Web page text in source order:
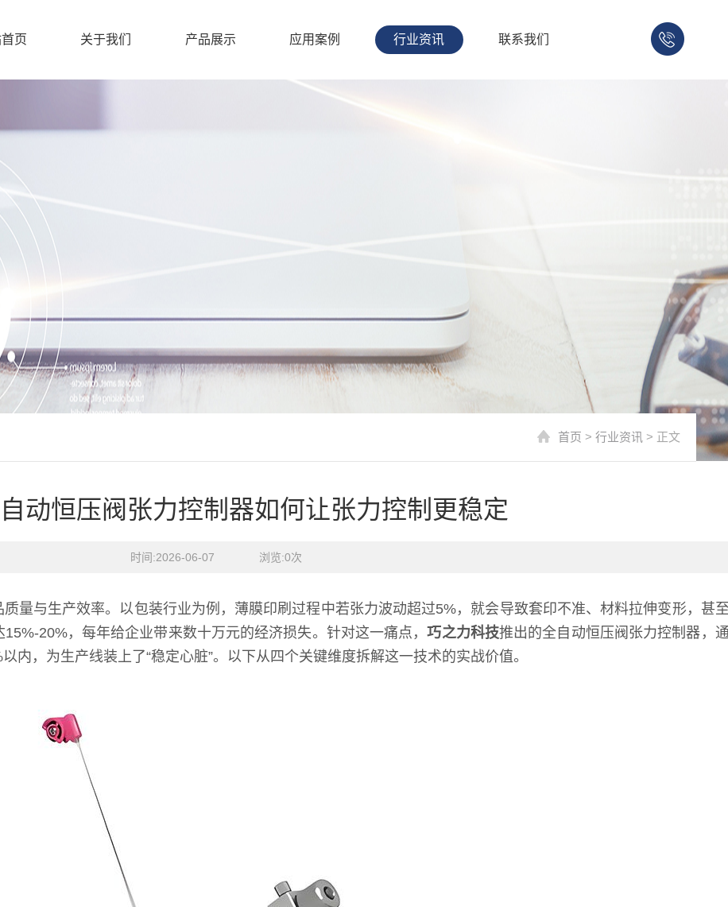
页 关于我们 产品展示 应用案例 行业资讯 联系我们
首页 > 行业资讯 > 正文
动恒压阀张力控制器如何让张力控制更稳定
时间:2026-06-07    浏览:0次
量与生产效率。以包装行业为例，薄膜印刷过程中若张力波动超过5%，就会导致套印不准、材料拉伸变形，甚
20%，每年给企业带来数十万元的经济损失。针对这一痛点，巧之力科技推出的全自动恒压阀张力控制器，
内，为生产线装上了“稳定心脏”。以下从四个关键维度拆解这一技术的实战价值。